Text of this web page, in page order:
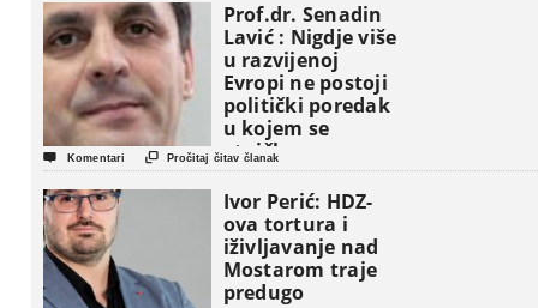
Prof.dr. Senadin
Lavić : Nigdje više
u razvijenoj
Evropi ne postoji
politički poredak
u kojem se
etničke grupe
pojavljuju kao
osnovne
političke jedinice
 Komentari  Pročitaj čitav članak
Ivor Perić: HDZ-
ova tortura i
iživljavanje nad
Mostarom traje
predugo